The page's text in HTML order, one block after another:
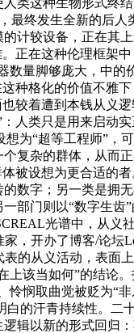
最终发生全新的后
计较设备，正在其
正在这种伦理框架
数量脚够庞大，中
种格化的价值不
较着遭到本钱从义
人类只是用来启
为“超等工程师”，
复杂的群体，从而
被设想为更合适的
数字；另一类是拥
部门则以“数字生
光谱中，从义
，开办了博客/论坛
的从义活动，表面
上该当如何”的结论
怜悯取曲觉被贬为“
的汗青持续性。二
辑以新的形式回归